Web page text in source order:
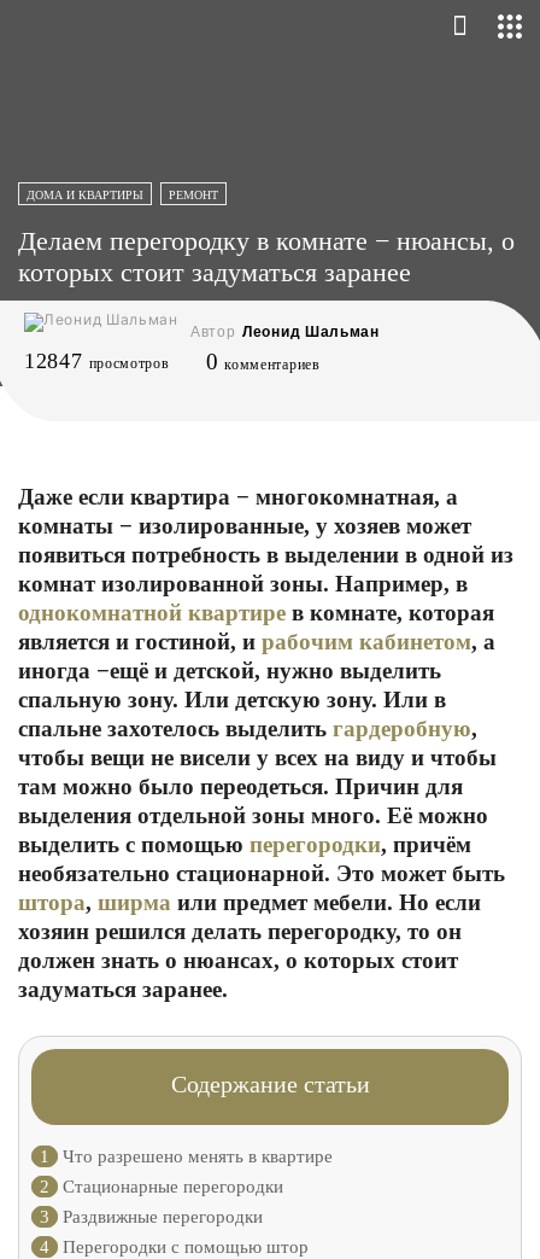
ДОМА И КВАРТИРЫ РЕМОНТ
Делаем перегородку в комнате − нюансы, о
которых стоит задуматься заранее
Автор Леонид Шальман
12847 просмотров 0 комментариев
Даже если квартира − многокомнатная, а
комнаты − изолированные, у хозяев может
появиться потребность в выделении в одной из
комнат изолированной зоны. Например, в
однокомнатной квартире в комнате, которая
является и гостиной, и рабочим кабинетом, а
иногда −ещё и детской, нужно выделить
спальную зону. Или детскую зону. Или в
спальне захотелось выделить гардеробную,
чтобы вещи не висели у всех на виду и чтобы
там можно было переодеться. Причин для
выделения отдельной зоны много. Её можно
выделить с помощью перегородки, причём
необязательно стационарной. Это может быть
штора, ширма или предмет мебели. Но если
хозяин решился делать перегородку, то он
должен знать о нюансах, о которых стоит
задуматься заранее.
Содержание статьи
1
Что разрешено менять в квартире
2
Стационарные перегородки
3
Раздвижные перегородки
4
Перегородки с помощью штор